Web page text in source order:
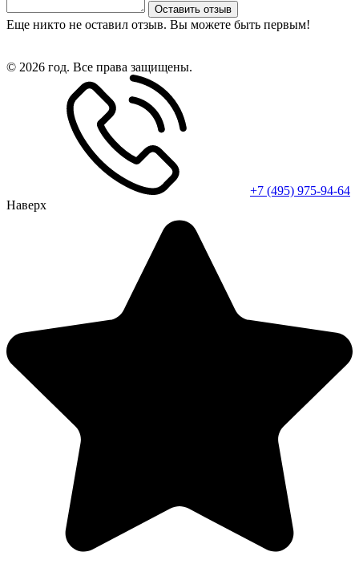
Оставить отзыв
Еще никто не оставил отзыв. Вы можете быть первым!
© 2026 год. Все права защищены.
+7 (495) 975-94-64
Наверх